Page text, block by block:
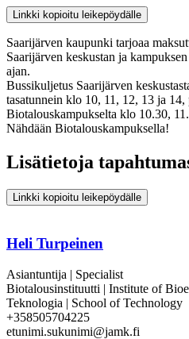
Linkki kopioitu leikepöydälle
Saarijärven kaupunki tarjoaa
Saarijärven keskustan ja
ajan.
Bussikuljetus Saarijärven
tasatunnein klo 10, 11, 12, 13 ja
Biotalouskampukselta klo 10.30,
Nähdään Biotalouskampuksella!
Lisätietoja
Linkki kopioitu leikepöydälle
Heli Turpeinen
Asiantuntija | Specialist
Biotalousinstituutti | Institute of
Teknologia | School of Technology
+358505704225
etunimi.sukunimi@jamk.fi